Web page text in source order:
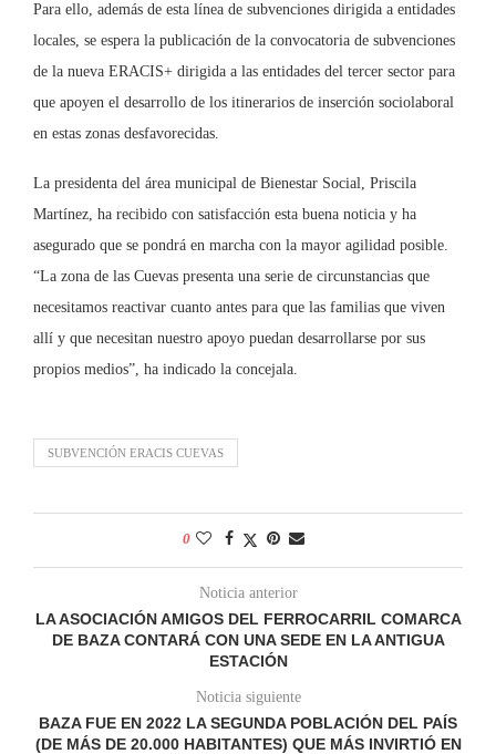
Para ello, además de esta línea de subvenciones dirigida a entidades
locales, se espera la publicación de la convocatoria de subvenciones
de la nueva ERACIS+ dirigida a las entidades del tercer sector para
que apoyen el desarrollo de los itinerarios de inserción sociolaboral
en estas zonas desfavorecidas.
La presidenta del área municipal de Bienestar Social, Priscila
Martínez, ha recibido con satisfacción esta buena noticia y ha
asegurado que se pondrá en marcha con la mayor agilidad posible.
“La zona de las Cuevas presenta una serie de circunstancias que
necesitamos reactivar cuanto antes para que las familias que viven
allí y que necesitan nuestro apoyo puedan desarrollarse por sus
propios medios”, ha indicado la concejala.
SUBVENCIÓN ERACIS CUEVAS
0
Noticia anterior
LA ASOCIACIÓN AMIGOS DEL FERROCARRIL COMARCA
DE BAZA CONTARÁ CON UNA SEDE EN LA ANTIGUA
ESTACIÓN
Noticia siguiente
BAZA FUE EN 2022 LA SEGUNDA POBLACIÓN DEL PAÍS
(DE MÁS DE 20.000 HABITANTES) QUE MÁS INVIRTIÓ EN